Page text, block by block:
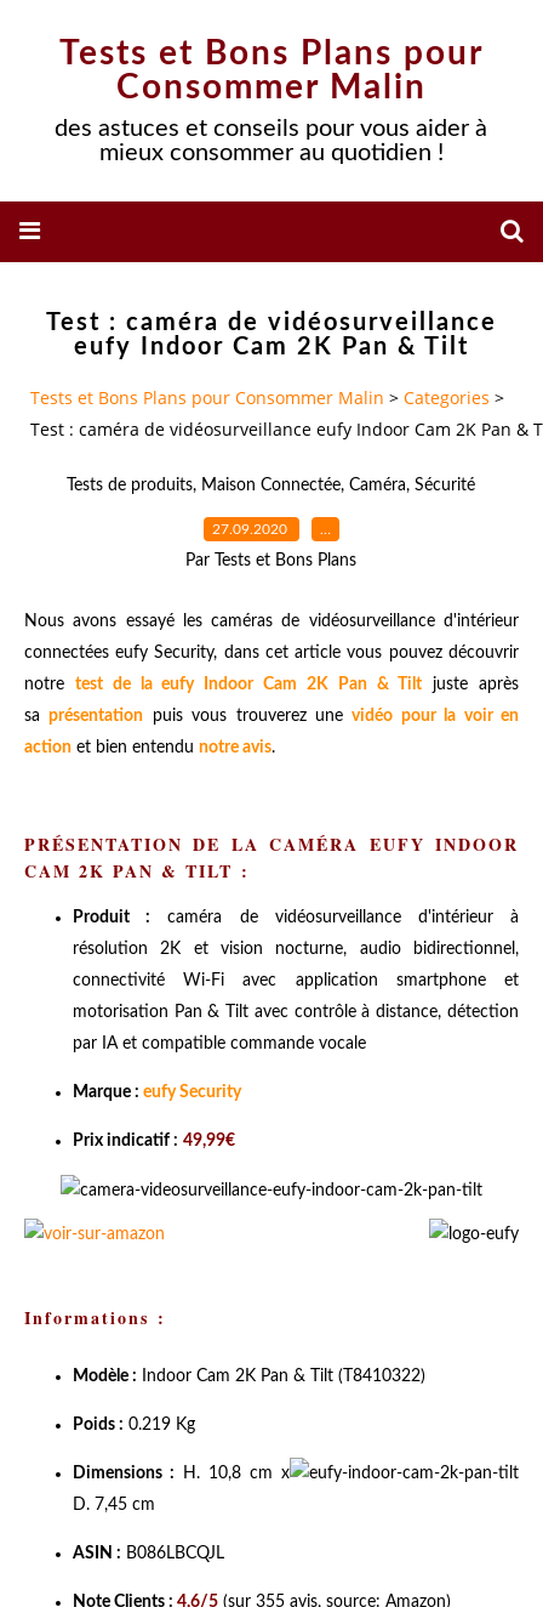
Tests et Bons Plans pour
Consommer Malin
des astuces et conseils pour vous aider à
mieux consommer au quotidien !
Test : caméra de vidéosurveillance
eufy Indoor Cam 2K Pan & Tilt
Tests et Bons Plans pour Consommer Malin > Categories >
Test : caméra de vidéosurveillance eufy Indoor Cam 2K Pan &
Tests de produits, Maison Connectée,Caméra,Sécurité
27.09.2020 …
Par Tests et Bons Plans
Nous avons essayé les caméras de vidéosurveillance d'intérieur
connectées eufy Security, dans cet article vous pouvez découvrir
notre test de la eufy Indoor Cam 2K Pan & Tilt juste après
saprésentation puis vous trouverez unevidéo pour la voir en
action et bien entendu notre avis.
PRÉSENTATION DE LA CAMÉRA EUFY INDOOR
CAM 2K PAN & TILT :
Produit : caméra de vidéosurveillance d'intérieur à
résolution 2K et vision nocturne, audio bidirectionnel,
connectivité Wi-Fi avec application smartphone et
motorisation Pan & Tilt avec contrôle à distance, détection
par IA et compatible commande vocale
Marque : eufy Security
Prix indicatif : 49,99€
Informations :
Modèle : Indoor Cam 2K Pan & Tilt (T8410322)
Poids : 0.219 Kg
Dimensions : H. 10,8 cm x
D. 7,45 cm
ASIN : B086LBCQJL
Note Clients : 4,6/5 (sur 355 avis, source: Amazon)